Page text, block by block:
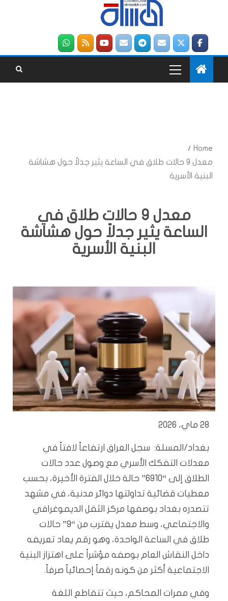
Home
معدل 9 حالات طلاق في الساعة يثير جدلاً حول هشاشة
البنية الأسرية
معدل 9 حالات طلاق في
الساعة يثير جدلاً حول هشاشة
البنية الأسرية
28 ماي، 2026
بغداد/المسلة: سجل العراق ارتفاعاً لافتاً في
معدلات التفكك الأسري مع وصول عدد حالات
الطلاق إلى “6910” حالة خلال الفترة الأخيرة، بحسب
معطيات قضائية تداولتها دوائر مدنية، في مشهد
تتصدره بغداد بوصفها مركز الثقل الديموغرافي
والاجتماعي، وسط معدل يقترب من “9” حالات
طلاق في الساعة الواحدة، وهو رقم يعاد تعريفه
داخل النقاش العام بوصفه مؤشراً على اهتزاز البنية
الاجتماعية أكثر من كونه رقماً إحصائياً صرفاً.
وفي ممرات المحاكم، حيث تتقاطع اللغة